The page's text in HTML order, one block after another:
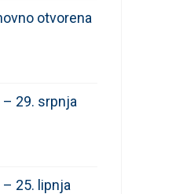
otvorena
– 29. srpnja
25. lipnja